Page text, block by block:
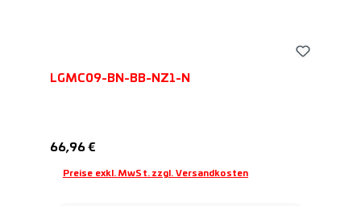
LGMC09-BN-BB-NZ1-N
Regulärer Preis:
66,96 €
Preise exkl. MwSt. zzgl. Versandkosten